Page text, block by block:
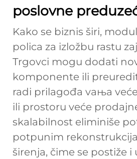
poslovne
Kako se biznis širi,
policа za izložbu rastu
Trgovci mogu dodati
komponente ili
radi prilagođa vaњa
ili prostoru veće
skalabilnost eliminiše
potpunim
širenja, čime se postiže i